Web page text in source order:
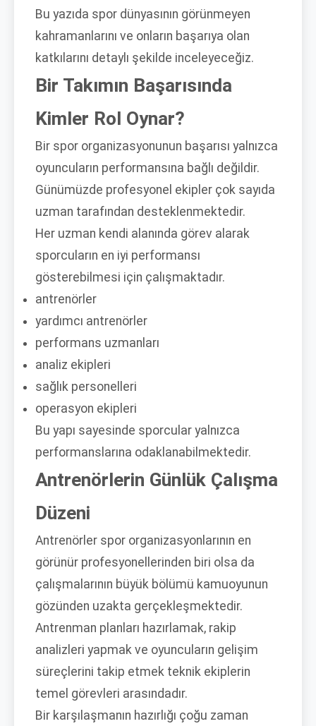
Bu yazıda spor dünyasının görünmeyen
kahramanlarını ve onların başarıya olan
katkılarını detaylı şekilde inceleyeceğiz.
Bir Takımın Başarısında
Kimler Rol Oynar?
Bir spor organizasyonunun başarısı yalnızca
oyuncuların performansına bağlı değildir.
Günümüzde profesyonel ekipler çok sayıda
uzman tarafından desteklenmektedir.
Her uzman kendi alanında görev alarak
sporcuların en iyi performansı
gösterebilmesi için çalışmaktadır.
antrenörler
yardımcı antrenörler
performans uzmanları
analiz ekipleri
sağlık personelleri
operasyon ekipleri
Bu yapı sayesinde sporcular yalnızca
performanslarına odaklanabilmektedir.
Antrenörlerin Günlük Çalışma
Düzeni
Antrenörler spor organizasyonlarının en
görünür profesyonellerinden biri olsa da
çalışmalarının büyük bölümü kamuoyunun
gözünden uzakta gerçekleşmektedir.
Antrenman planları hazırlamak, rakip
analizleri yapmak ve oyuncuların gelişim
süreçlerini takip etmek teknik ekiplerin
temel görevleri arasındadır.
Bir karşılaşmanın hazırlığı çoğu zaman